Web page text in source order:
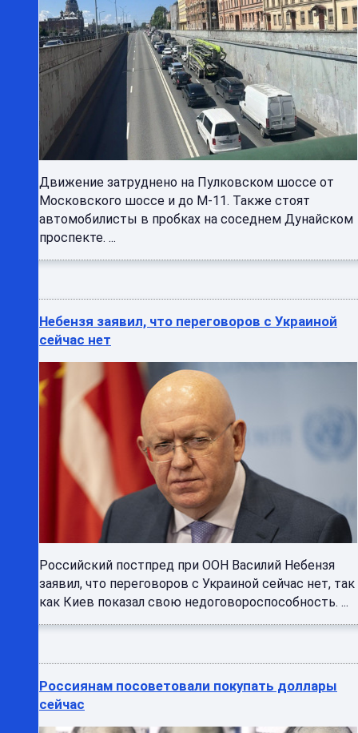
Движение затруднено на Пулковском шоссе от
Московского шоссе и до М-11. Также стоят
автомобилисты в пробках на соседнем Дунайском
проспекте. ...
Небензя заявил, что переговоров с Украиной
сейчас нет
Российский постпред при ООН Василий Небензя
заявил, что переговоров с Украиной сейчас нет, так
как Киев показал свою недоговороспособность. ...
Россиянам посоветовали покупать доллары
сейчас